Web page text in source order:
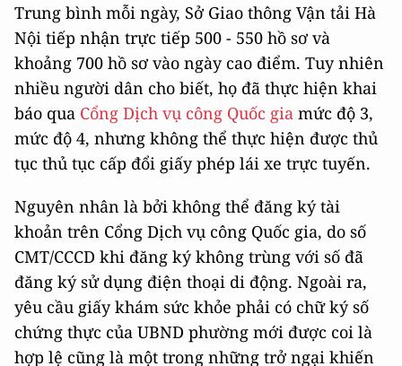
Trung bình mỗi ngày, Sở Giao thông Vận tải Hà
Nội tiếp nhận trực tiếp 500 - 550 hồ sơ và
khoảng 700 hồ sơ vào ngày cao điểm. Tuy nhiên
nhiều người dân cho biết, họ đã thực hiện khai
báo qua Cổng Dịch vụ công Quốc gia mức độ 3,
mức độ 4, nhưng không thể thực hiện được thủ
tục thủ tục cấp đổi giấy phép lái xe trực tuyến.
Nguyên nhân là bởi không thể đăng ký tài
khoản trên Cổng Dịch vụ công Quốc gia, do số
CMT/CCCD khi đăng ký không trùng với số đã
đăng ký sử dụng điện thoại di động. Ngoài ra,
yêu cầu giấy khám sức khỏe phải có chữ ký số
chứng thực của UBND phường mới được coi là
hợp lệ cũng là một trong những trở ngại khiến